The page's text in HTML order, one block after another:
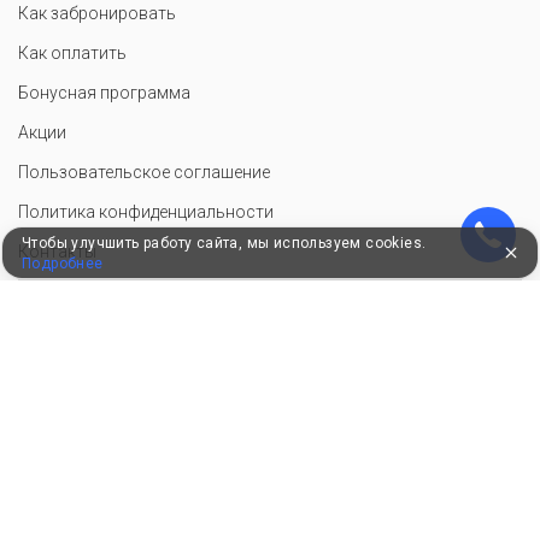
Как забронировать
Как оплатить
Бонусная программа
Акции
Пользовательское соглашение
Политика конфиденциальности
Контакты
Чтобы улучшить работу сайта, мы используем cookies.
Подробнее